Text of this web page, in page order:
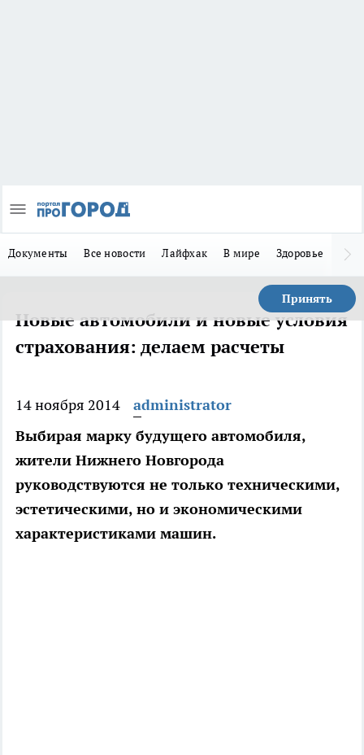
Документы Все новости Лайфхак В мире Здоровье
Принять
Новые автомобили и новые условия
страхования: делаем расчеты
14 ноября 2014
administrator
Выбирая марку будущего автомобиля,
жители Нижнего Новгорода
руководствуются не только техническими,
эстетическими, но и экономическими
характеристиками машин.